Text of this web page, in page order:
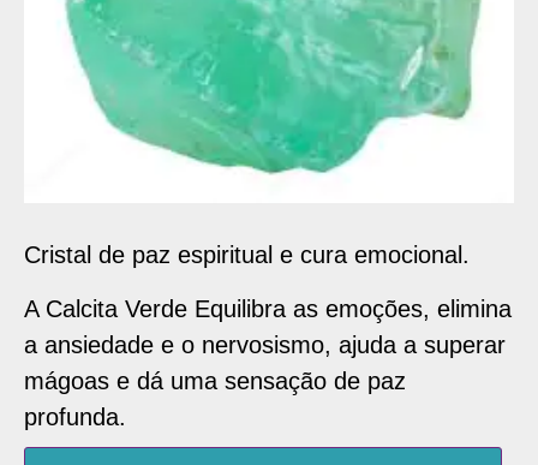
Cristal de paz espiritual e cura emocional.
A Calcita Verde Equilibra as emoções, elimina
a ansiedade e o nervosismo, ajuda a superar
mágoas e dá uma sensação de paz
profunda.